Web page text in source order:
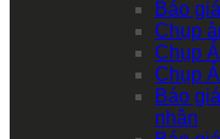
Báo
Chụp
Chụp
Chụp
Báo
nhân